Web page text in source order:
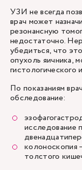
УЗИ не всегда
врач может
резонансную
недостаточно.
убедиться, что
опухоль яичника,
гистологического
По показаниям
обследование:
исследование
колоноскопия
толстого